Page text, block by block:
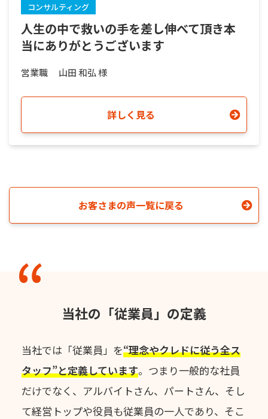
コンサルティング
人生の中で救いの手を差し伸べて頂き本
当にありがとうございます
営業職 山田 和弘 様
詳しく見る
お客さまの声一覧に戻る
当社の「従業員」の定義
当社では「従業員」を“理念やクレドに従う全ス
タッフ”と定義しています。 つまり一般的な社員
だけでなく、アルバイトさん、パートさん、 そし
て経営トップや役員も従業員の一人であり、そこ